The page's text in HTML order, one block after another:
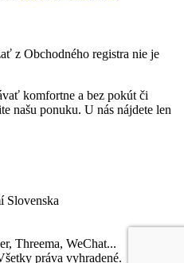
z Obchodného registra nie je
komfortne a bez pokút či
našu ponuku. U nás nájdete len
Slovenska
Threema, WeChat...
práva vyhradené.